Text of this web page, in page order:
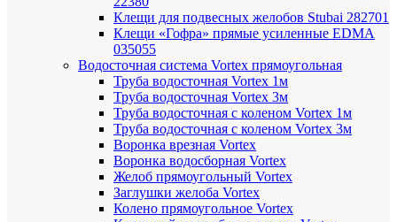
Клещи для подвесных желобов Stubai 282701
Клещи «Гофра» прямые усиленные EDMA
035055
Водосточная система Vortex прямоугольная
Труба водосточная Vortex 1м
Труба водосточная Vortex 3м
Труба водосточная с коленом Vortex 1м
Труба водосточная с коленом Vortex 3м
Воронка врезная Vortex
Воронка водосборная Vortex
Желоб прямоугольный Vortex
Заглушки желоба Vortex
Колено прямоугольное Vortex